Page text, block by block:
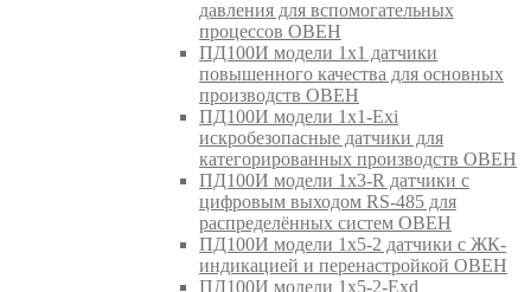
давления для вспомогательных
процессов ОВЕН
ПД100И модели 1х1 датчики
повышенного качества для основных
производств ОВЕН
ПД100И модели 1х1-Exi
искробезопасные датчики для
категорированных производств ОВЕН
ПД100И модели 1х3-R датчики с
цифровым выходом RS-485 для
распределённых систем ОВЕН
ПД100И модели 1х5-2 датчики с ЖК-
индикацией и перенастройкой ОВЕН
ПД100И модели 1х5-2-Exd